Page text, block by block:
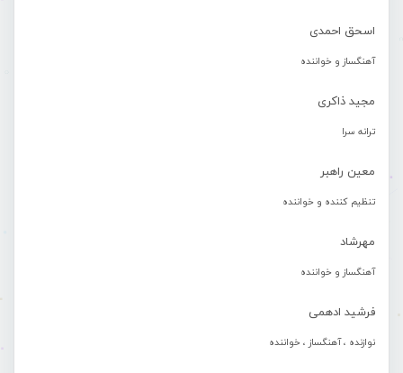
اسحق احمدی
آهنگساز و خواننده
مجید ذاکری
ترانه سرا
معین راهبر
تنظیم کننده و خواننده
مهرشاد
آهنگساز و خواننده
فرشید ادهمی
نوازنده ، آهنگساز ، خواننده